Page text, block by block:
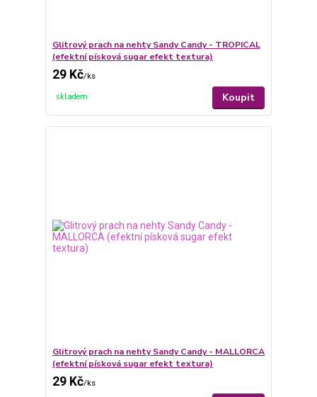
Glitrový prach na nehty Sandy Candy - TROPICAL
(efektní písková sugar efekt textura)
29 Kč/ks
skladem Koupit
Glitrový prach na nehty Sandy Candy - MALLORCA
(efektní písková sugar efekt textura)
29 Kč/ks